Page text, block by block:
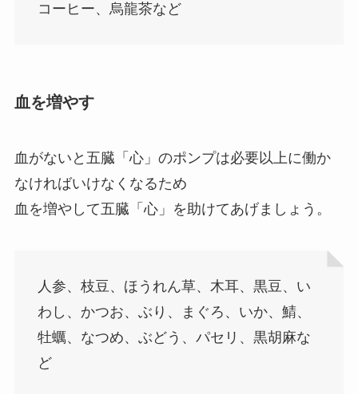
コーヒー、烏龍茶など
血を増やす
血がないと五臓「心」のポンプは必要以上に働か
なければいけなくなるため
血を増やして五臓「心」を助けてあげましょう。
人参、枝豆、ほうれん草、木耳、黒豆、い
わし、かつお、ぶり、まぐろ、いか、鯖、
牡蠣、なつめ、ぶどう、パセリ、黒胡麻な
ど